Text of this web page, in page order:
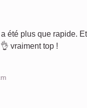
été plus que rapide.
vraiment top !